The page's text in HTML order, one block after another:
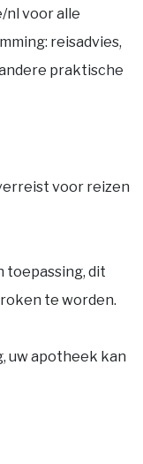
nl voor alle
reisadvies,
praktische
voor reizen
toepassing, dit
te worden.
uw apotheek kan